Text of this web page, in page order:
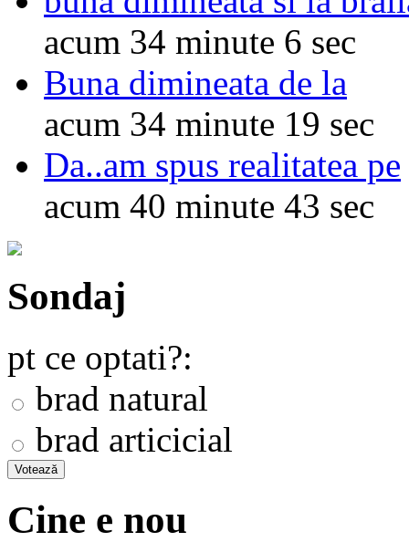
acum 34 minute 6 sec
Buna dimineata de la
acum 34 minute 19 sec
Da..am spus realitatea pe
acum 40 minute 43 sec
Sondaj
pt ce optati?:
brad natural
brad articicial
Cine e nou